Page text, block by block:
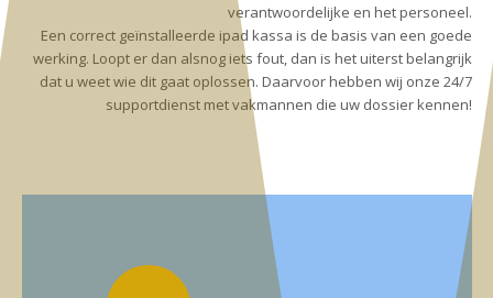
verantwoordelijke en het personeel.
Een correct geïnstalleerde ipad kassa is de basis van een goede
werking. Loopt er dan alsnog iets fout, dan is het uiterst belangrijk
dat u weet wie dit gaat oplossen. Daarvoor hebben wij onze 24/7
supportdienst met vakmannen die uw dossier kennen!